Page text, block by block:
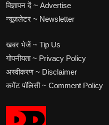
विज्ञापन दें ~ Advertise
न्यूज़लेटर ~ Newsletter
खबर भेजें ~ Tip Us
गोपनीयता ~ Privacy Policy
अस्वीकरण ~ Disclaimer
कमेंट पॉलिसी ~ Comment Policy